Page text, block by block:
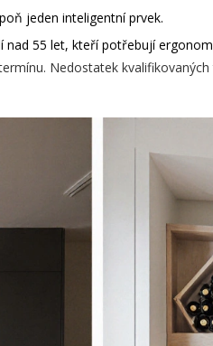
jeden inteligentní prvek.
nad 55 let, kteří potřebují
Nedostatek